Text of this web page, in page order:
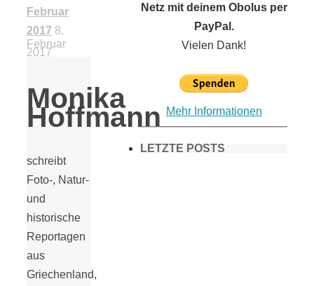
Februar
2017 8.
Februar
2017
Monika
Hoffmann
schreibt
Foto-, Natur-
und
historische
Reportagen
aus
Griechenland,
Netz mit deinem Obolus per
PayPal.
Vielen Dank!
Mehr Informationen
LETZTE POSTS